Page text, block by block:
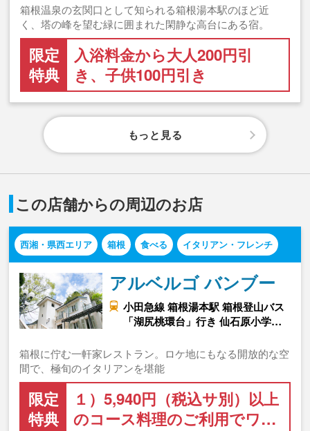
箱根温泉の玄関口として知られる箱根湯本駅のほど近
く、塔の峰を望む緑に囲まれた閑静な高台にある宿。
限定
特典
入浴料金から大人200円引
き、子供100円引き
もっと見る
この店舗からの周辺のお店
西湘・県西エリア 箱根 食べる イタリアン・フレンチ
アルベルゴ バンブー
小田急線 箱根湯本駅 箱根登山バス
「湖尻桃環台」行き 仙石原小学…
箱根に佇む一軒家レストラン。ロケ地にもなる開放的な空
間で、極旬のイタリアンを堪能
限定
特典
１）5,940円（税込サ別）以上
のコース料理のご利用でワ…